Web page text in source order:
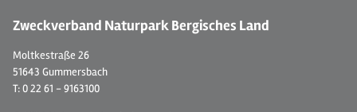
Zweckverband Naturpark Bergisches Land
Moltkestraße 26
51643 Gummersbach
T: 0 22 61 - 9163100